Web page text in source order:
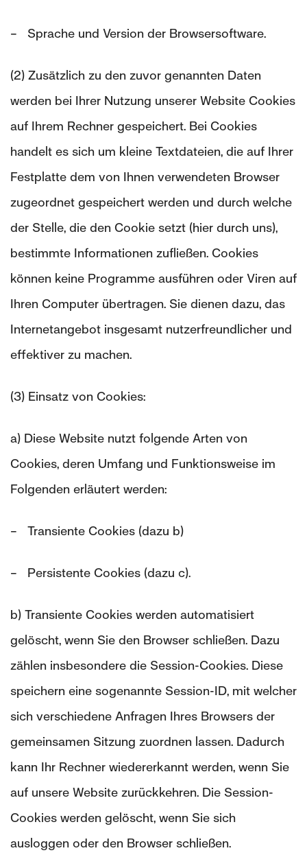
– Sprache und Version der Browsersoftware.
(2) Zusätzlich zu den zuvor genannten Daten
werden bei Ihrer Nutzung unserer Website Cookies
auf Ihrem Rechner gespeichert. Bei Cookies
handelt es sich um kleine Textdateien, die auf Ihrer
Festplatte dem von Ihnen verwendeten Browser
zugeordnet gespeichert werden und durch welche
der Stelle, die den Cookie setzt (hier durch uns),
bestimmte Informationen zufließen. Cookies
können keine Programme ausführen oder Viren auf
Ihren Computer übertragen. Sie dienen dazu, das
Internetangebot insgesamt nutzerfreundlicher und
effektiver zu machen.
(3) Einsatz von Cookies:
a) Diese Website nutzt folgende Arten von
Cookies, deren Umfang und Funktionsweise im
Folgenden erläutert werden:
– Transiente Cookies (dazu b)
– Persistente Cookies (dazu c).
b) Transiente Cookies werden automatisiert
gelöscht, wenn Sie den Browser schließen. Dazu
zählen insbesondere die Session-Cookies. Diese
speichern eine sogenannte Session-ID, mit welcher
sich verschiedene Anfragen Ihres Browsers der
gemeinsamen Sitzung zuordnen lassen. Dadurch
kann Ihr Rechner wiedererkannt werden, wenn Sie
auf unsere Website zurückkehren. Die Session-
Cookies werden gelöscht, wenn Sie sich
ausloggen oder den Browser schließen.